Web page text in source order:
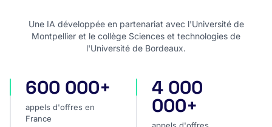
Une IA développée en partenariat avec l'Université de
Montpellier et le collège Sciences et technologies de
l'Université de Bordeaux.
appels d'offres en France
600 000+
appels d'offres en
France
appels d'offres
4 000
000+